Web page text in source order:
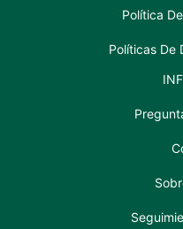
Política
Políticas De